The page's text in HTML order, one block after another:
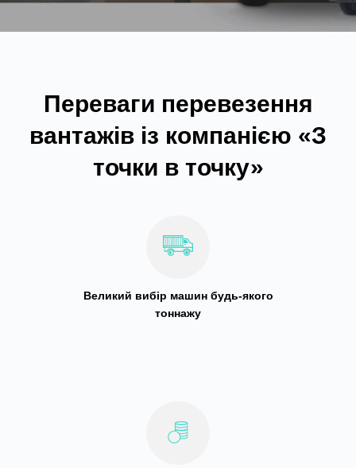
Переваги перевезення
вантажів із компанією «З
точки в точку»
Великий вибір машин будь-якого
тоннажу